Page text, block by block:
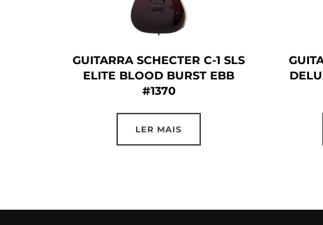
GUITARRA SCHECTER C-1 SLS
ELITE BLOOD BURST EBB
#1370
LER MAIS